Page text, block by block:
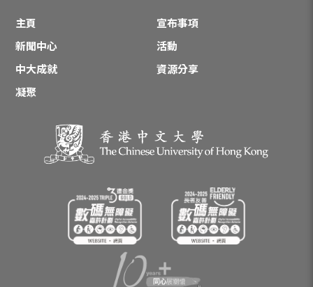
主頁
宣布事項
新聞中心
活動
中大成就
資源分享
凝聚